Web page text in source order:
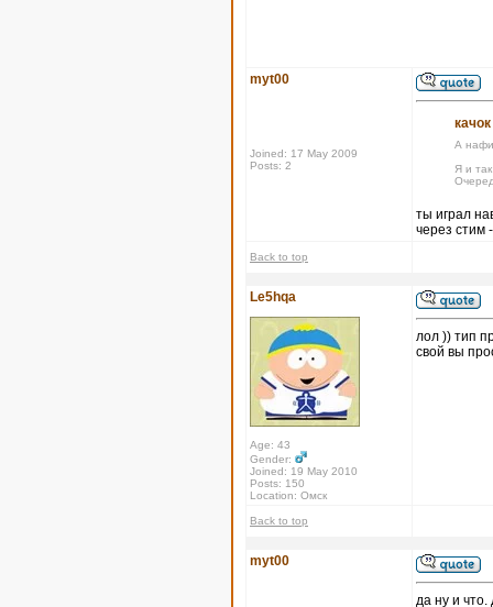
myt00
Joined: 17 May 2009
Posts: 2
А
Я и
ты играл
через стим
Back to top
Le5hqa
Age: 43
Gender:
Joined: 19 May 2010
Posts: 150
Location: Омск
лол )) тип
свой вы
Back to top
myt00
да ну и что.